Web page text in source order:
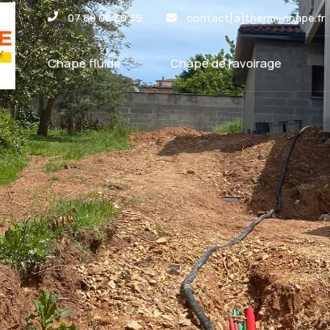
07 89 06 30 39 contact[a]thermi-chape.fr
Chape fluide Chape de ravoirage